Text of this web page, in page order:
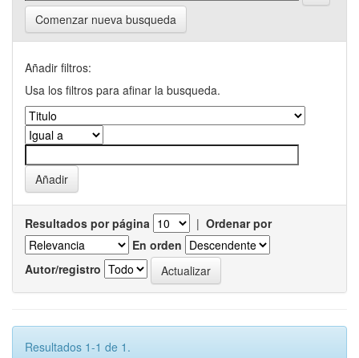
Comenzar nueva busqueda
Añadir filtros:
Usa los filtros para afinar la busqueda.
Resultados por página | Ordenar por
En orden
Autor/registro
Resultados 1-1 de 1.